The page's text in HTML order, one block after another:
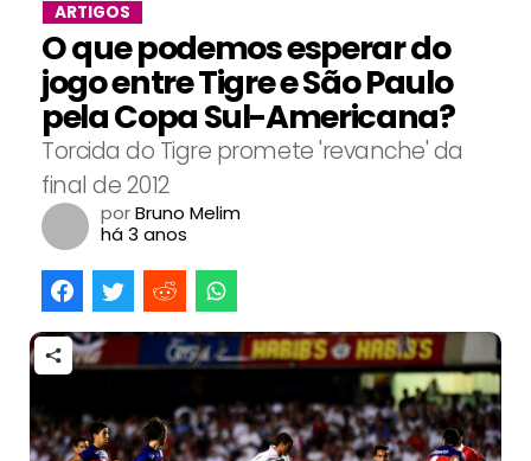
ARTIGOS
O que podemos esperar do
jogo entre Tigre e São Paulo
pela Copa Sul-Americana?
Torcida do Tigre promete 'revanche' da
final de 2012
porBruno Melim
há 3 anos